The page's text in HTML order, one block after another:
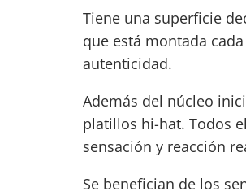
Tiene una superficie
que está montada
autenticidad.
Además del núcleo
platillos hi-hat. Todos
sensación y reacción
Se benefician de los